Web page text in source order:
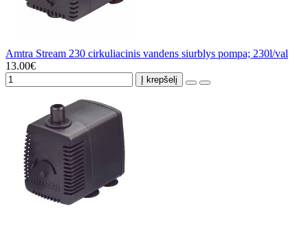
Amtra Stream 230 cirkuliacinis vandens siurblys pompa; 230l/val
13.00€
Į krepšelį